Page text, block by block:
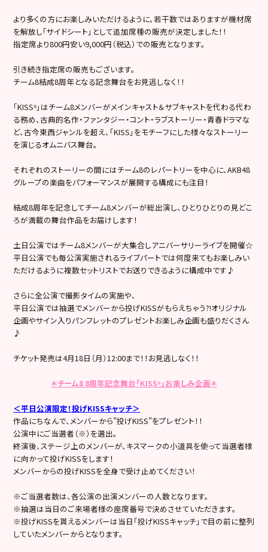
より多くの方にお楽しみいただけるように、若干数ではありますが機材席
を解放し「サイドシート」として追加席種の販売が決定しました！！
指定席より800円安い9,000円（税込）での販売となります。
引き続き指定席の販売もございます。
チーム8結成8周年となる記念舞台をお見逃しなく！！
「KISS⁸」はチーム8メンバーがメインキャスト＆サブキャストを代わる代わ
る務め、古典的名作・ファンタジー・コント・ラブストーリー・青春ドラマな
ど、古今東西ジャンルを超え、「KISS」をモチーフにした様々なストーリー
を演じるオムニバス舞台。
それぞれのストーリーの間にはチーム8のレパートリーを中心に、AKB48
グループの楽曲をパフォーマンスが展開する構成にも注目！
結成8周年を記念してチーム8メンバーが総出演し、ひとりひとりの見どこ
ろが満載の舞台作品をお届けします！
土日公演ではチーム8メンバーが大集合しアニバーサリーライブを開催☆
平日公演でも毎公演実施されるライブパートでは何度来てもお楽しみい
ただけるように複数セットリストでお送りできるように構成中です♪
さらに全公演で撮影タイムの実施や、
平日公演では抽選でメンバーから投げKISSがもらえちゃう?!オリジナル
企画やサイン入りパンフレットのプレゼントお楽しみ企画も盛りだくさん
♪
チケット発売は4月18日（月）12:00まで！！お見逃しなく！！
＊チーム8 8周年記念舞台「KISS⁸」お楽しみ企画＊
＜平日公演限定！投げKISSキャッチ＞
作品にちなんで、メンバーから”投げKISS”をプレゼント！！
公演中にご当選者（※）を選出。
終演後、ステージ上のメンバーが、キスマークの小道具を使って当選者様
に向かって投げKISSをします！
メンバーからの投げKISSを全身で受け止めてください！
※ご当選者数は、各公演の出演メンバーの人数となります。
※抽選は当日のご来場者様の座席番号で決めさせていただきます。
※投げKISSを貰えるメンバーは当日「投げKISSキャッチ」で目の前に整列
していたメンバーからとなります。